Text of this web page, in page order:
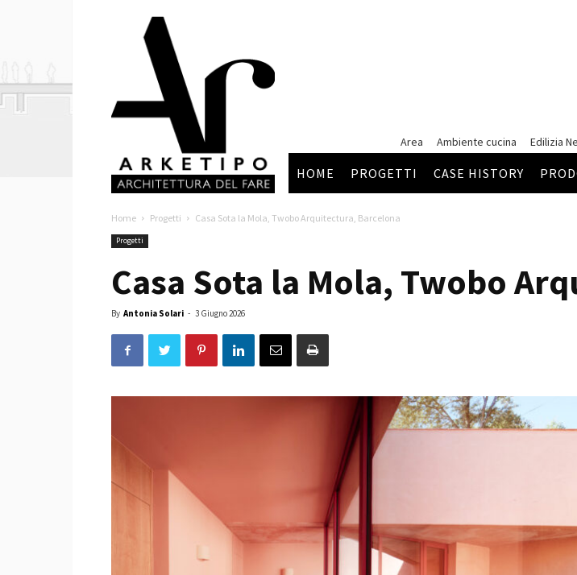
Arketipo
Area
Ambiente cucina Edilizia
HOME PROGETTI CASE HISTORY
Home Progetti Casa Sota la Mola, Twobo Arquitectura, Barcelona
Progetti
Casa Sota la Mola, Twobo
By Antonia Solari - 3 Giugno 2026